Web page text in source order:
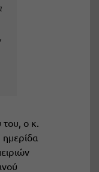
του, ο κ.